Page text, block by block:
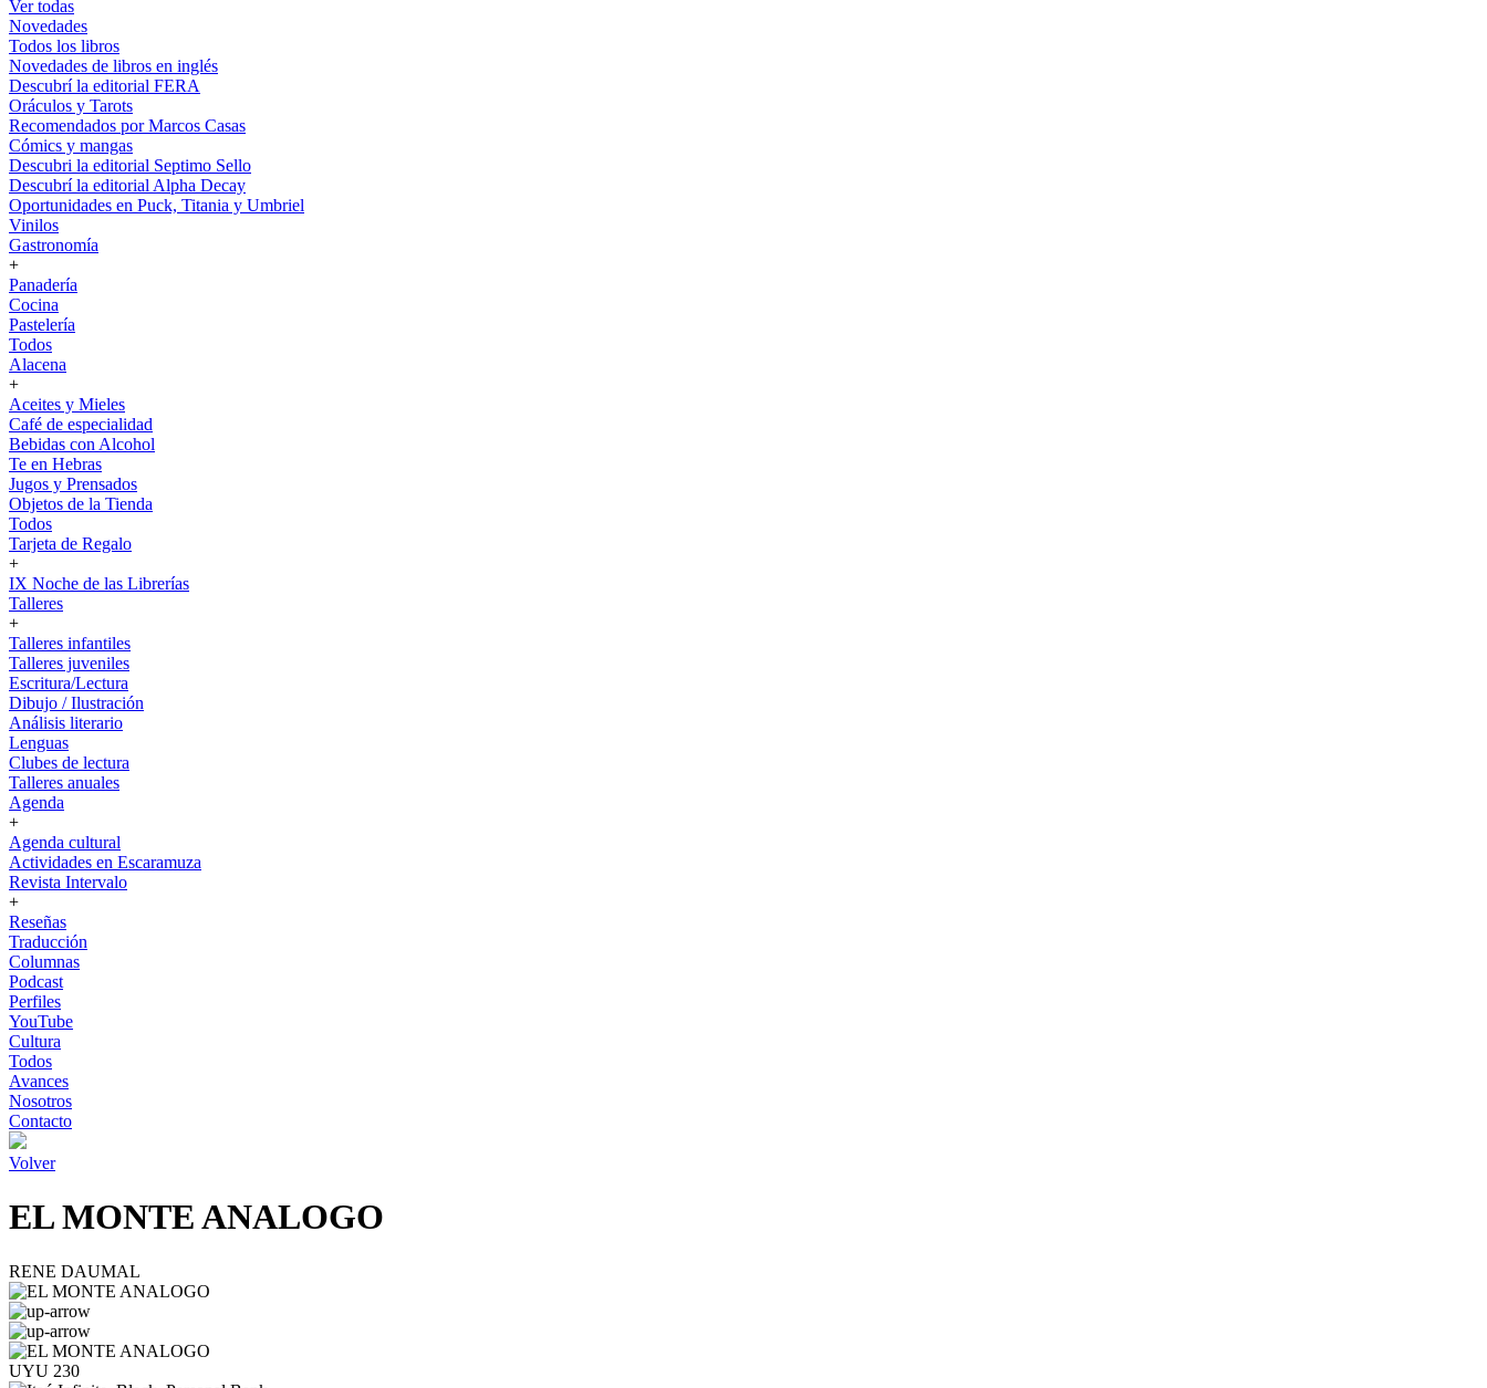
Ver todas
Novedades
Todos los libros
Novedades de libros en inglés
Descubrí la editorial FERA
Oráculos y Tarots
Recomendados por Marcos Casas
Cómics y mangas
Descubri la editorial Septimo Sello
Descubrí la editorial Alpha Decay
Oportunidades en Puck, Titania y Umbriel
Vinilos
Gastronomía
+
Panadería
Cocina
Pastelería
Todos
Alacena
+
Aceites y Mieles
Café de especialidad
Bebidas con Alcohol
Te en Hebras
Jugos y Prensados
Objetos de la Tienda
Todos
Tarjeta de Regalo
+
IX Noche de las Librerías
Talleres
+
Talleres infantiles
Talleres juveniles
Escritura/Lectura
Dibujo / Ilustración
Análisis literario
Lenguas
Clubes de lectura
Talleres anuales
Agenda
+
Agenda cultural
Actividades en Escaramuza
Revista Intervalo
+
Reseñas
Traducción
Columnas
Podcast
Perfiles
YouTube
Cultura
Todos
Avances
Nosotros
Contacto
Volver
EL MONTE ANALOGO
RENE DAUMAL
UYU 230